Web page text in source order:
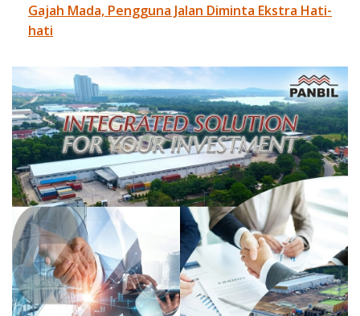
Gajah Mada, Pengguna Jalan Diminta Ekstra Hati-
hati